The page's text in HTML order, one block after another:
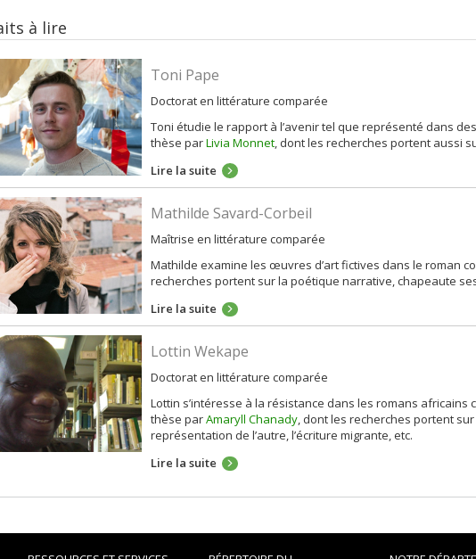
à lire
Toni Pape
Doctorat en littérature comparée
Toni étudie le rapport à l’avenir tel que représenté dans
thèse parLivia Monnet , dont les recherches portent aussi
Lire la suite
Mathilde Savard-Corbeil
Maîtrise en littérature comparée
Mathilde examine les œuvres d’art fictives dans le roman
recherches portent sur la poétique narrative, chapeaute
Lire la suite
Lottin Wekape
Doctorat en littérature comparée
Lottin s’intéresse à la résistance dans les romans africains
thèse parAmaryll Chanady, dont les recherches portent
représentation de l’autre, l’écriture migrante, etc.
Lire la suite